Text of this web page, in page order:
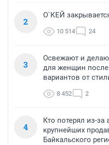
2
О`КЕЙ
10 514 24
3
Освежают и
для женщин
вариантов от
8 452 2
4
Кто потерял из-
крупнейших
Байкальского